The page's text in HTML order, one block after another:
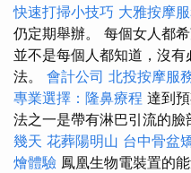
快速打掃小技巧 大雅按摩
仍定期舉辦。 每個女人都
並不是每個人都知道，沒
法。 會計公司 北投按摩服
專業選擇：隆鼻療程 達到
法之一是帶有淋巴引流的臉
幾天 花葬陽明山 台中骨盆
燴體驗 鳳凰生物電裝置的